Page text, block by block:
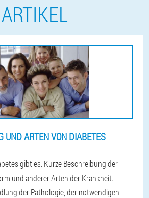
ARTIKEL
UND ARTEN VON DIABETES
gibt es. Kurze Beschreibung der
und anderer Arten der Krankheit.
der Pathologie, der notwendigen